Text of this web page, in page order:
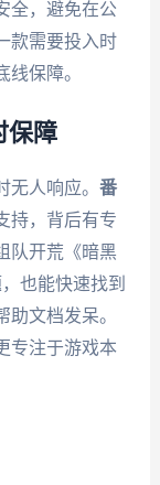
全，避免在公
款需要投入时
保障。
保障
人响应。 番
持，背后有专
队开荒《暗黑
也能快速找到
文档发呆。
专注于游戏本